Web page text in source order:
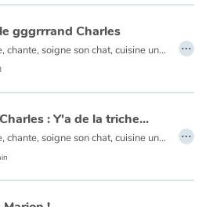
gggrrrand Charles
Qu’elle danse, chante, soigne son chat, cuisine une tarte aux légumes (ou du moins essaie), se fasse confisquer son téléphone, enquête sur des tags de licorne, poursuive le Félix de ses rêves, espionne son Charles de frère ou décide de nettoyer une plage bretonne (entre autres) : Marion ne rate jamais une occasion de nous faire rire ! …
: Y'a de la triche...
Qu’elle danse, chante, soigne son chat, cuisine une tarte aux légumes (ou du moins essaie), se fasse confisquer son téléphone, enquête sur des tags de licorne, poursuive le Félix de ses rêves, espionne son Charles de frère ou décide de nettoyer une plage bretonne (entre autres) : Marion ne rate jamais une occasion de nous faire rire ! …